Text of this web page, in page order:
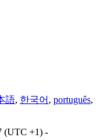
語, 한국어 , português,
(UTC +1) -